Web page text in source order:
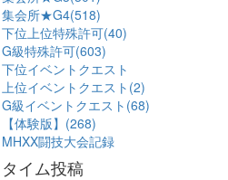
集会所★G4(518)
下位上位特殊許可(40)
G級特殊許可(603)
下位イベントクエスト
上位イベントクエスト(2)
G級イベントクエスト(68)
【体験版】(268)
MHXX闘技大会記録
タイム投稿